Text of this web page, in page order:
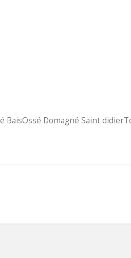
Domagné Saint